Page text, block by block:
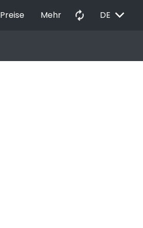
Preise Mehr autorenew DE EXPAND_MORE